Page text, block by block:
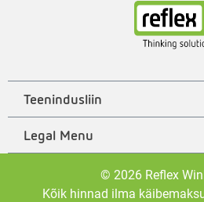
Teenindusliin
Legal Menu
© 2026 Reflex
Kõik hinnad ilma